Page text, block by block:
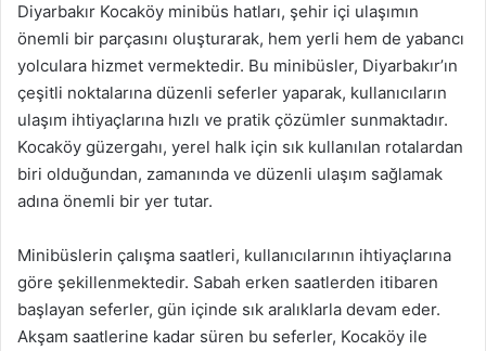
Diyarbakır Kocaköy minibüs hatları, şehir içi ulaşımın
önemli bir parçasını oluşturarak, hem yerli hem de yabancı
yolculara hizmet vermektedir. Bu minibüsler, Diyarbakır’ın
çeşitli noktalarına düzenli seferler yaparak, kullanıcıların
ulaşım ihtiyaçlarına hızlı ve pratik çözümler sunmaktadır.
Kocaköy güzergahı, yerel halk için sık kullanılan rotalardan
biri olduğundan, zamanında ve düzenli ulaşım sağlamak
adına önemli bir yer tutar.
Minibüslerin çalışma saatleri, kullanıcılarının ihtiyaçlarına
göre şekillenmektedir. Sabah erken saatlerden itibaren
başlayan seferler, gün içinde sık aralıklarla devam eder.
Akşam saatlerine kadar süren bu seferler, Kocaköy ile